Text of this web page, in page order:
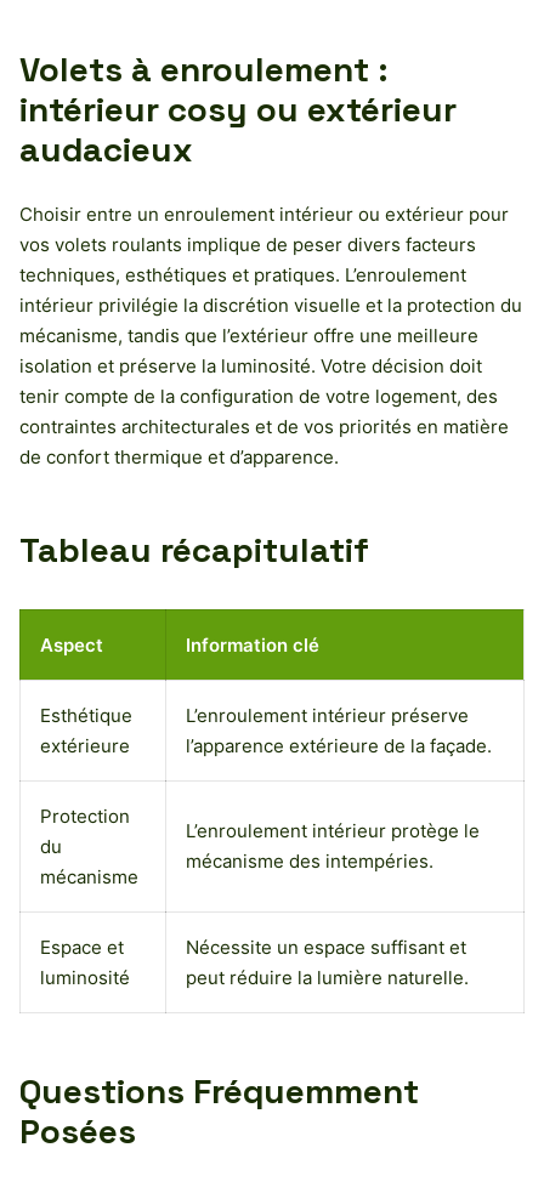
Volets à enroulement :
intérieur cosy ou extérieur
audacieux
Choisir entre un enroulement intérieur ou extérieur pour
vos volets roulants implique de peser divers facteurs
techniques, esthétiques et pratiques. L’enroulement
intérieur privilégie la discrétion visuelle et la protection du
mécanisme, tandis que l’extérieur offre une meilleure
isolation et préserve la luminosité. Votre décision doit
tenir compte de la configuration de votre logement, des
contraintes architecturales et de vos priorités en matière
de confort thermique et d’apparence.
Tableau récapitulatif
Aspect Information clé
Esthétique
extérieure
L’enroulement intérieur préserve
l’apparence extérieure de la façade.
Protection
du
mécanisme
L’enroulement intérieur protège le
mécanisme des intempéries.
Espace et
luminosité
Nécessite un espace suffisant et
peut réduire la lumière naturelle.
Questions Fréquemment
Posées